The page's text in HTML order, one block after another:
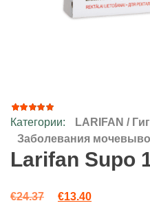
Рейтинг
4.79из
основе
опроса
102
Категории: LARIFAN /
Заболевания
Larifan Supo
€24.37 Первоначальная
€13.40Текущая